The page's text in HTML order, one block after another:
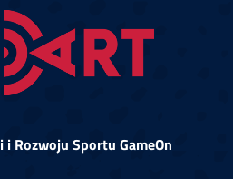
i Rozwoju Sportu GameOn